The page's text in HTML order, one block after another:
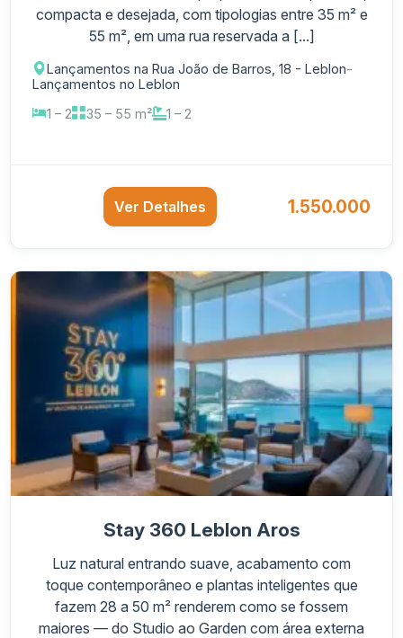
compacta e desejada, com tipologias entre 35 m² e
55 m², em uma rua reservada a [...]
Lançamentos na Rua João de Barros, 18 - Leblon-
Lançamentos no Leblon
1 – 2
35 – 55 m² 1 – 2
Ver Detalhes 1.550.000
Stay 360 Leblon Aros
Luz natural entrando suave, acabamento com
toque contemporâneo e plantas inteligentes que
fazem 28 a 50 m² renderem como se fossem
maiores — do Studio ao Garden com área externa